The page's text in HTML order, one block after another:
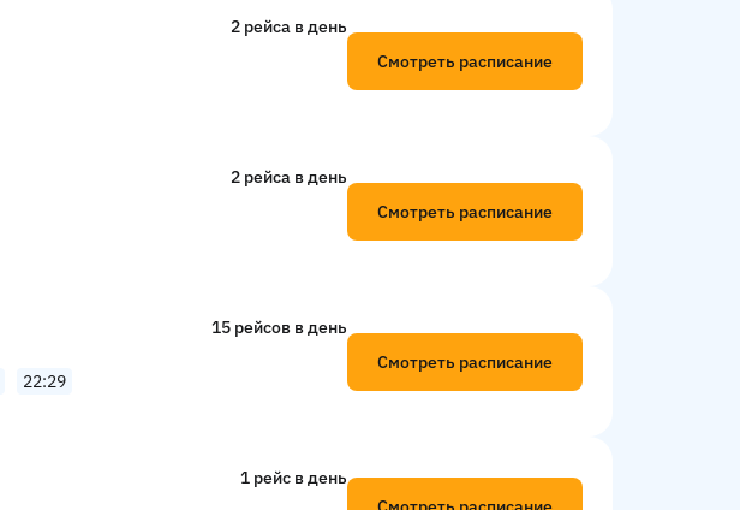
2 рейсa в день
Смотреть расписание
2 рейсa в день
Смотреть расписание
15 рейсов в день
22:29
Смотреть расписание
1 рейс в день